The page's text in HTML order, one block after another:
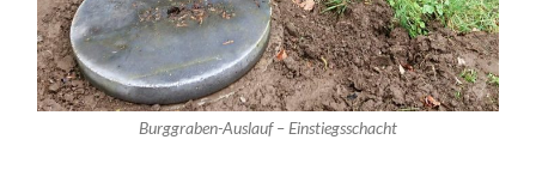
Burggraben-Auslauf – Einstiegsschacht